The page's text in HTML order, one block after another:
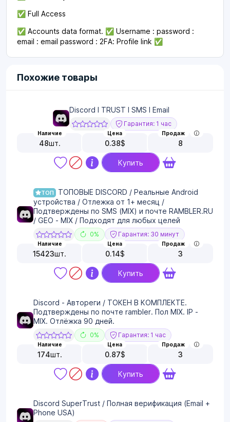
✅ Full Access
✅ Accounts data format. ✅ Username : password :
email : email password : 2FA: Profile link ✅
Похожие товары
Discord I TRUST I SMS I Email
Гарантия: 1 час
Наличие
48шт.
Цена
0.38$
Продаж
8
Купить
ТОП
ТОПОВЫЕ DISCORD / Реальные Android
устройства / Отлежка от 1+ месяц /
Подтверждены по SMS (MIX) и почте RAMBLER.RU
/ GEO - MIX / Подходят для любых целей
0% Гарантия: 30 минут
Наличие
15423шт.
Цена
0.14$
Продаж
3
Купить
Discord - Автореги / ТОКЕН В КОМПЛЕКТЕ.
Подтверждены по почте rambler. Пол MIX. IP -
MIX. Отлёжка 90 дней.
0% Гарантия: 1 час
Наличие
174шт.
Цена
0.87$
Продаж
3
Купить
Discord SuperTrust / Полная верификация (Email +
Phone USA)